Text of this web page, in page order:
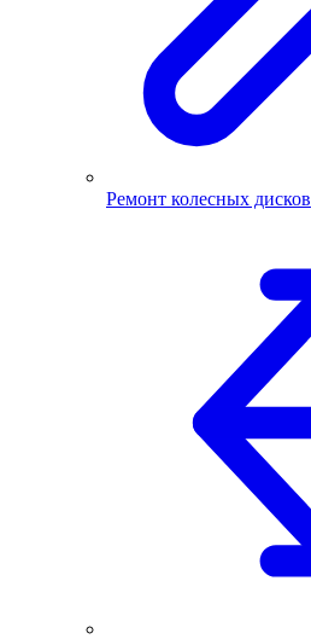
Ремонт колесных дисков